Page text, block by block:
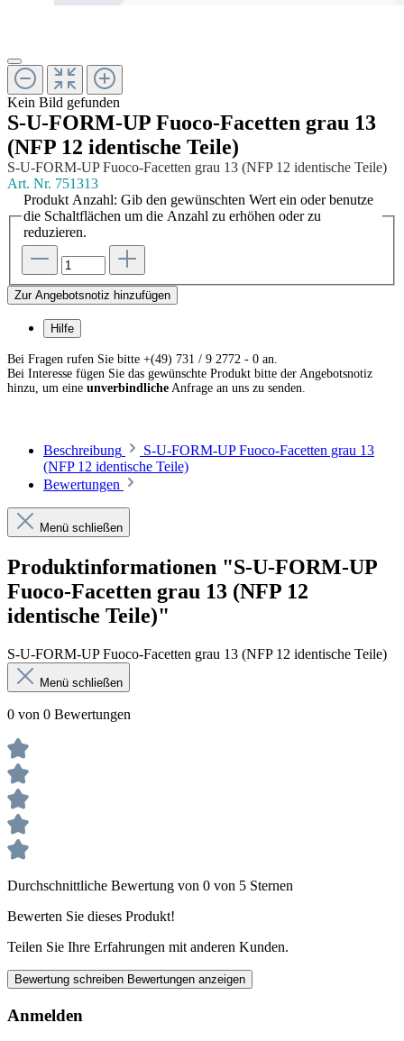
Kein Bild gefunden
S-U-FORM-UP Fuoco-Facetten grau 13
(NFP 12 identische Teile)
S-U-FORM-UP Fuoco-Facetten grau 13 (NFP 12 identische Teile)
Art. Nr. 751313
Produkt Anzahl: Gib den gewünschten Wert ein oder benutze
die Schaltflächen um die Anzahl zu erhöhen oder zu
reduzieren.
Zur Angebotsnotiz hinzufügen
Hilfe
Bei Fragen rufen Sie bitte +(49) 731 / 9 2772 - 0 an.
Bei Interesse fügen Sie das gewünschte Produkt bitte der Angebotsnotiz
hinzu, um eine unverbindliche Anfrage an uns zu senden.
Beschreibung
S-U-FORM-UP Fuoco-Facetten grau 13
(NFP 12 identische Teile)
Bewertungen
Menü schließen
Produktinformationen "S-U-FORM-UP
Fuoco-Facetten grau 13 (NFP 12
identische Teile)"
S-U-FORM-UP Fuoco-Facetten grau 13 (NFP 12 identische Teile)
Menü schließen
0 von 0 Bewertungen
Durchschnittliche Bewertung von 0 von 5 Sternen
Bewerten Sie dieses Produkt!
Teilen Sie Ihre Erfahrungen mit anderen Kunden.
Bewertung schreiben Bewertungen anzeigen
Anmelden